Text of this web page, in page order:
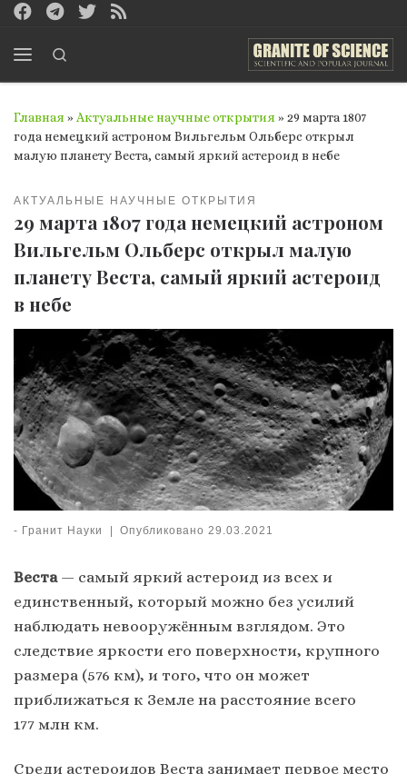
Перейти к содержимому
Главная » Актуальные научные открытия » 29 марта 1807
года немецкий астроном Вильгельм Ольберс открыл
малую планету Веста, самый яркий астероид в небе
АКТУАЛЬНЫЕ НАУЧНЫЕ ОТКРЫТИЯ
29 марта 1807 года немецкий астроном
Вильгельм Ольберс открыл малую
планету Веста, самый яркий астероид
в небе
- Гранит Науки | Опубликовано 29.03.2021
Веста— самый яркий астероид из всех и
единственный, который можно без усилий
наблюдать невооружённым взглядом. Это
следствие яркости его поверхности, крупного
размера (576 км), и того, что он может
приближаться к Земле на расстояние всего
177 млн км.
Среди астероидов Веста занимает первое место